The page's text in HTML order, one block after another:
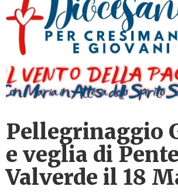
Pellegrinaggio
e veglia di
Valverde il 18